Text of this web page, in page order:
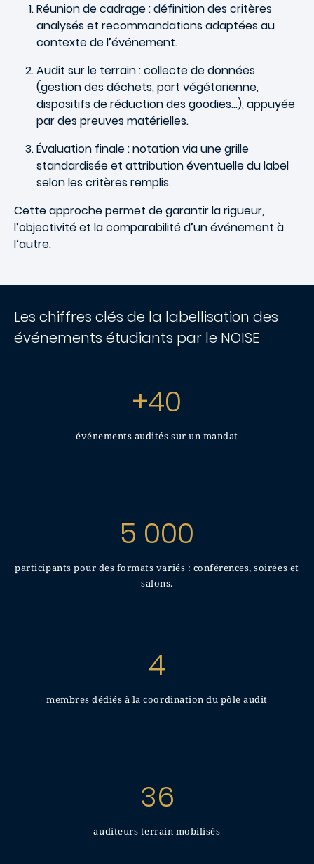
Réunion de cadrage : définition des critères
analysés et recommandations adaptées au
contexte de l’événement.
Audit sur le terrain : collecte de données
(gestion des déchets, part végétarienne,
dispositifs de réduction des goodies…), appuyée
par des preuves matérielles.
Évaluation finale : notation via une grille
standardisée et attribution éventuelle du label
selon les critères remplis.
Cette approche permet de garantir la rigueur,
l’objectivité et la comparabilité d’un événement à
l’autre.
Les chiffres clés de la labellisation des
événements étudiants par le NOISE
+40
événements audités sur un mandat
5 000
participants pour des formats variés : conférences, soirées et
salons.
4
membres dédiés à la coordination du pôle audit
36
auditeurs terrain mobilisés